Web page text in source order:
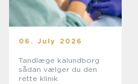
06. July 2026
Tandlæge kalundborg
sådan vælger du den
rette klinik